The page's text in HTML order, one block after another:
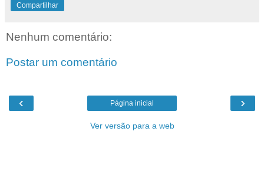
Compartilhar
Nenhum comentário:
Postar um comentário
‹ ›
Página inicial
Ver versão para a web